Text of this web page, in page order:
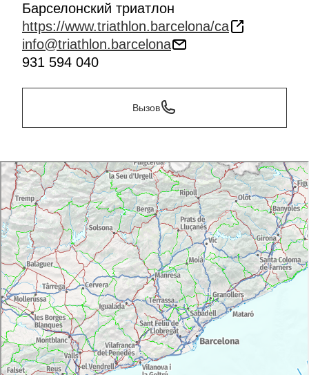
Барселонский триатлон
https://www.triathlon.barcelona/ca
info@triathlon.barcelona
931 594 040
Вызов